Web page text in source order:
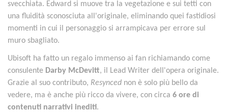
svecchiata. Edward si muove tra la vegetazione e sui tetti con
una fluidità sconosciuta all'originale, eliminando quei fastidiosi
momenti in cui il personaggio si arrampicava per errore sul
muro sbagliato.
Ubisoft ha fatto un regalo immenso ai fan richiamando come
consulente Darby McDevitt, il Lead Writer dell'opera originale.
Grazie al suo contributo, Resynced non è solo più bello da
vedere, ma è anche più ricco da vivere, con circa 6 ore di
contenuti narrativi inediti.